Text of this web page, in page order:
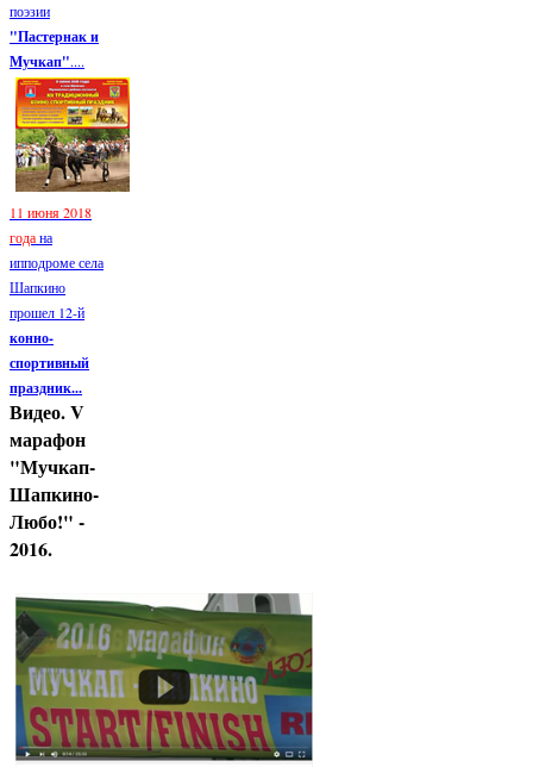
поэзии
"Пастернак и
Мучкап"....
11 июня 2018
годана
ипподроме села
Шапкино
прошел 12-й
конно-
спортивный
праздник...
Видео. V
марафон
"Мучкап-
Шапкино-
Любо!" -
2016.